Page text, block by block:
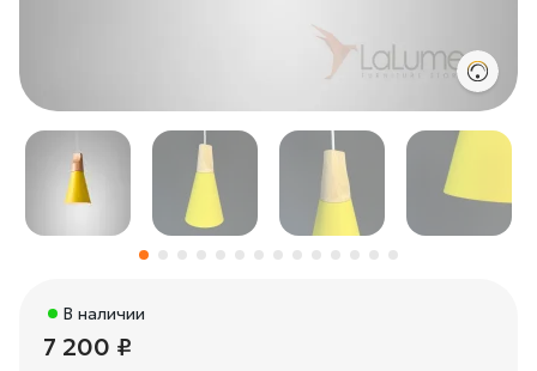
В наличии
7 200 ₽